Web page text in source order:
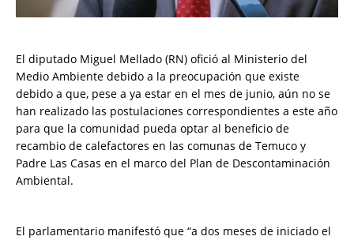
El diputado Miguel Mellado (RN) ofició al Ministerio del
Medio Ambiente debido a la preocupación que existe
debido a que, pese a ya estar en el mes de junio, aún no se
han realizado las postulaciones correspondientes a este año
para que la comunidad pueda optar al beneficio de
recambio de calefactores en las comunas de Temuco y
Padre Las Casas en el marco del Plan de Descontaminación
Ambiental.
El parlamentario manifestó que “a dos meses de iniciado el